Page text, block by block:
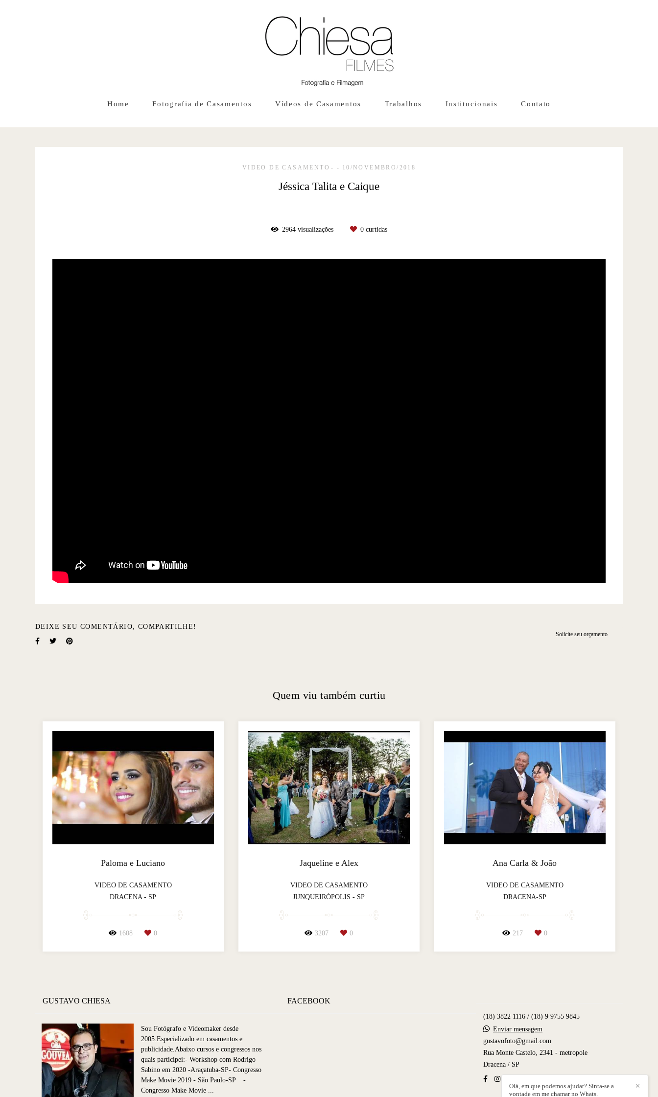
Home Fotografia de Casamentos Vídeos de Casamentos Trabalhos Institucionais Contato
VIDEO DE CASAMENTO 10/NOVEMBRO/2018
Jéssica Talita e Caique
2964 visualizações 0 curtidas
DEIXE SEU COMENTÁRIO, COMPARTILHE!
Solicite seu orçamento
Quem viu também curtiu
Paloma e Luciano
VIDEO DE CASAMENTO
DRACENA - SP
1608 0
Jaqueline e Alex
VIDEO DE CASAMENTO
JUNQUEIRÓPOLIS - SP
3207 0
Ana Carla & João
VIDEO DE CASAMENTO
DRACENA-SP
217 0
GUSTAVO CHIESA
Sou Fotógrafo e Videomaker desde
2005.Especializado em casamentos e
publicidade.Abaixo cursos e congressos nos
quais participei:- Workshop com Rodrigo
Sabino em 2020 -Araçatuba-SP- Congresso
Make Movie 2019 - São Paulo-SP -
Congresso Make Movie ...
FACEBOOK
(18) 3822 1116 / (18) 9 9755 9845
Enviar mensagem
gustavofoto@gmail.com
Rua Monte Castelo, 2341 - metropole
Dracena / SP
✕
Olá, em que podemos ajudar? Sinta-se a
vontade em me chamar no Whats.